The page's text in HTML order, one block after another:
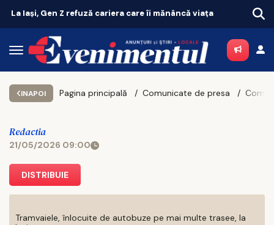
CFR scoate la licitație contractul pentru electrificarea liniei Iași - Ungheni
INAPOI Pagina principală Comunicate de presa
Redactia
21/05/2026 09:00
DISTRIBUIE
Tramvaiele, înlocuite de autobuze pe mai multe trasee, la